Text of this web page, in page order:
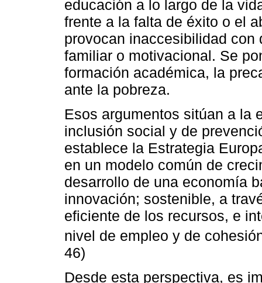
educación a lo largo de la
frente a la falta de éxito o el
provocan inaccesibilidad
familiar o motivacional. Se
formación académica, la
ante la pobreza.
Esos argumentos sitúan a la
inclusión social y de
establece la Estrategia
en un modelo común de
desarrollo de una economía
innovación; sostenible, a
eficiente de los recursos, e
nivel de empleo y de
46)
Desde esta perspectiva, es